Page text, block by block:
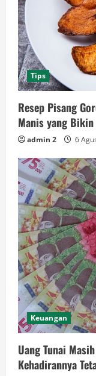
Tips
Resep Pisang
Manis yang
admin 2 6
Keuangan
Uang Tunai
Kehadirannya